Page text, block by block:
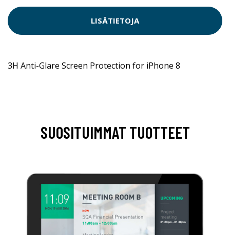
LISÄTIETOJA
3H Anti-Glare Screen Protection for iPhone 8
SUOSITUIMMAT TUOTTEET